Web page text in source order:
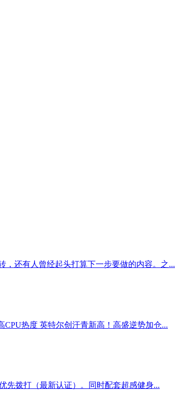
，还有人曾经起头打算下一步要做的内容。之...
热度 英特尔创汗青新高！高盛逆势加仓...
先拨打（最新认证）。同时配套超感健身...